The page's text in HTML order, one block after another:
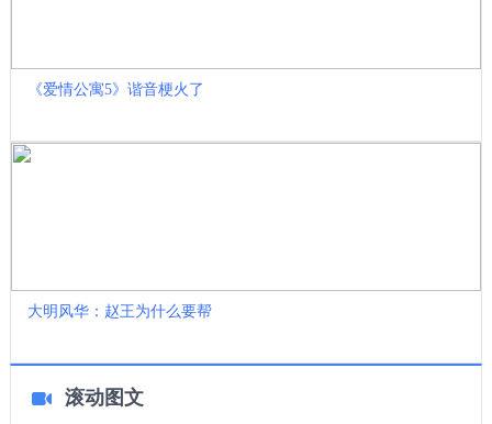
《爱情公寓5》谐音梗火了
大明风华：赵王为什么要帮
滚动图文